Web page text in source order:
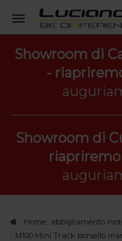
Showroom di
-
Showroom di
Home abbigliamento
M100 Mini Track borsello